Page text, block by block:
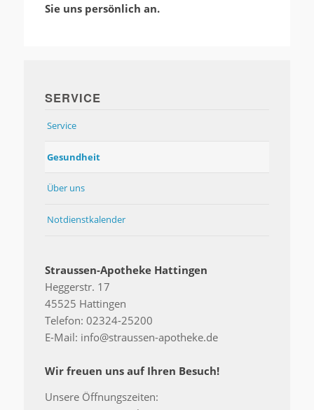
Sie uns persönlich an.
SERVICE
Service
Gesundheit
Über uns
Notdienstkalender
Straussen-Apotheke Hattingen
Heggerstr. 17
45525 Hattingen
Telefon: 02324-25200
E-Mail: info@straussen-apotheke.de
Wir freuen uns auf Ihren Besuch!
Unsere Öffnungszeiten: